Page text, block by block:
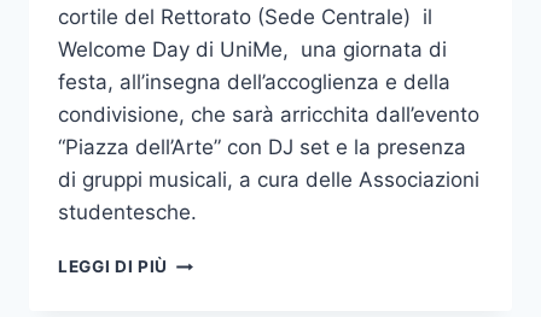
cortile del Rettorato (Sede Centrale) il
Welcome Day di UniMe, una giornata di
festa, all’insegna dell’accoglienza e della
condivisione, che sarà arricchita dall’evento
“Piazza dell’Arte” con DJ set e la presenza
di gruppi musicali, a cura delle Associazioni
studentesche.
LEGGI DI PIÙ MERCOLEDÌ